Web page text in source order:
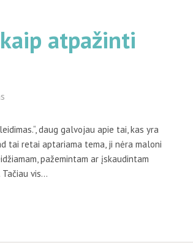
atpažinti
daug galvojau apie tai, kas yra
tai retai aptariama tema, ji nėra maloni
pažemintam ar įskaudintam
Tačiau vis…